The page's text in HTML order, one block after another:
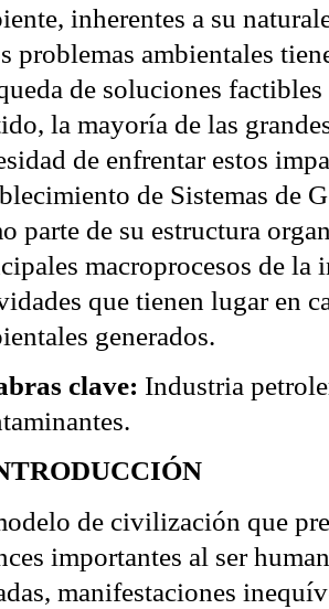
inherentes a su
problemas ambientales
de soluciones
la mayoría de las
de enfrentar estos
de Sistemas de
parte de su estructura
macroprocesos de la
que tienen lugar en
generados.
clave: Industria
de civilización que
importantes al ser
manifestaciones